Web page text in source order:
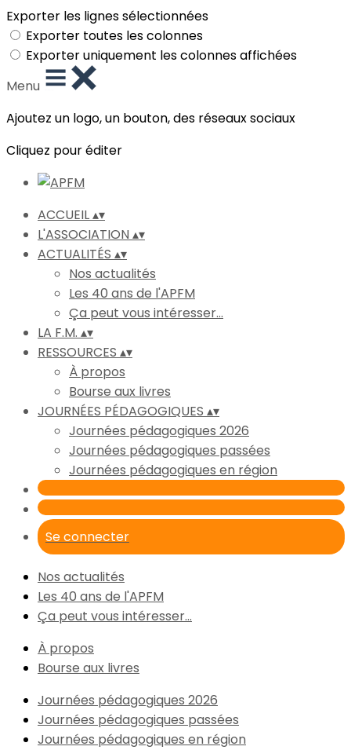
Exporter les lignes sélectionnées
Exporter toutes les colonnes
Exporter uniquement les colonnes affichées
Menu
Ajoutez un logo, un bouton, des réseaux sociaux
Cliquez pour éditer
ACCUEIL▴▾
L'ASSOCIATION▴▾
ACTUALITÉS ▴▾
Nos actualités
Les 40 ans de l'APFM
Ça peut vous intéresser...
LA F.M. ▴▾
RESSOURCES ▴▾
À propos
Bourse aux livres
JOURNÉES PÉDAGOGIQUES ▴▾
Journées pédagogiques 2026
Journées pédagogiques passées
Journées pédagogiques en région
Se connecter
Nos actualités
Les 40 ans de l'APFM
Ça peut vous intéresser...
À propos
Bourse aux livres
Journées pédagogiques 2026
Journées pédagogiques passées
Journées pédagogiques en région